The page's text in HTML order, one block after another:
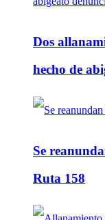
Dos
hecho de
Se
Ruta 158